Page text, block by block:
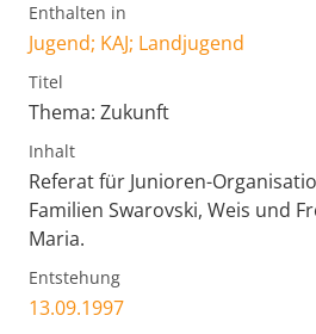
Enthalten in
Jugend; KAJ; Landjugend
Titel
Thema: Zukunft
Inhalt
Referat für Junioren-
Familien Swarovski, Weis und
Maria.
Entstehung
13.09.1997